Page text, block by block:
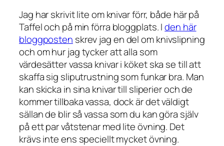
Jag har skrivit lite om knivar förr, både här på
Taffel och på min förra bloggplats. Iden här
bloggposten skrev jag en del om knivslipning
och om hur jag tycker att alla som
värdesätter vassa knivar i köket ska se till att
skaffa sig sliputrustning som funkar bra. Man
kan skicka in sina knivar till sliperier och de
kommer tillbaka vassa, dock är det väldigt
sällan de blir så vassa som du kan göra själv
på ett par våtstenar med lite övning. Det
krävs inte ens speciellt mycket övning.